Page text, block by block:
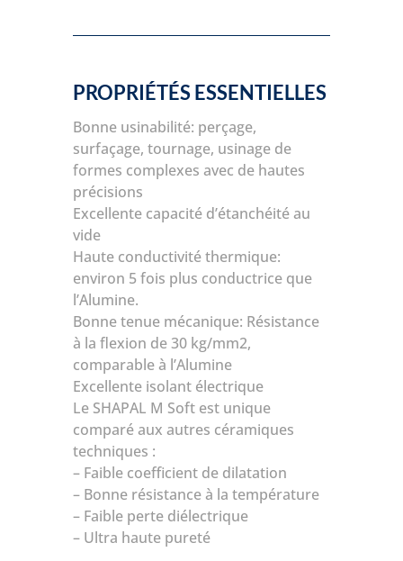
PROPRIÉTÉS ESSENTIELLES
Bonne usinabilité: perçage,
surfaçage, tournage, usinage de
formes complexes avec de hautes
précisions
Excellente capacité d’étanchéité au
vide
Haute conductivité thermique:
environ 5 fois plus conductrice que
l’Alumine.
Bonne tenue mécanique: Résistance
à la flexion de 30 kg/mm2,
comparable à l’Alumine
Excellente isolant électrique
Le SHAPAL M Soft est unique
comparé aux autres céramiques
techniques :
– Faible coefficient de dilatation
– Bonne résistance à la température
– Faible perte diélectrique
– Ultra haute pureté